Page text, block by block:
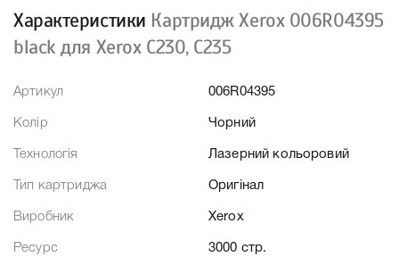
Характеристики Картридж Xerox 006R04395
black для Xerox C230, C235
Артикул 006R04395
Колір Чорний
Технологія Лазерний кольоровий
Тип картриджа Оригінал
Виробник Xerox
Ресурс 3000 стр.